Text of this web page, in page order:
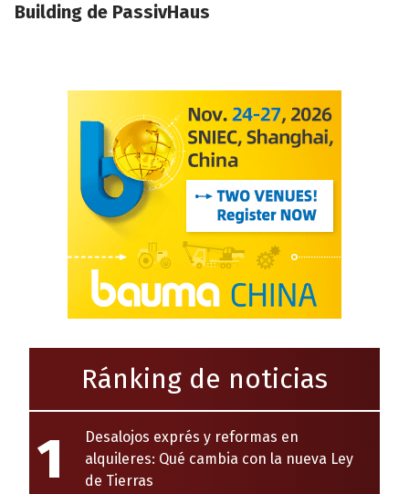
Building de PassivHaus
Ránking de noticias
1
Desalojos exprés y reformas en
alquileres: Qué cambia con la nueva Ley
de Tierras